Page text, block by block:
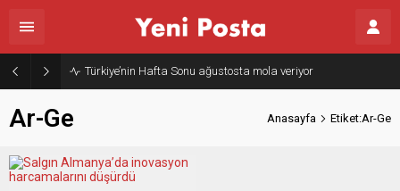
Türkiye’nin Hafta Sonu ağustosta mola veriyor
Ar-Ge Anasayfa Etiket:Ar-Ge